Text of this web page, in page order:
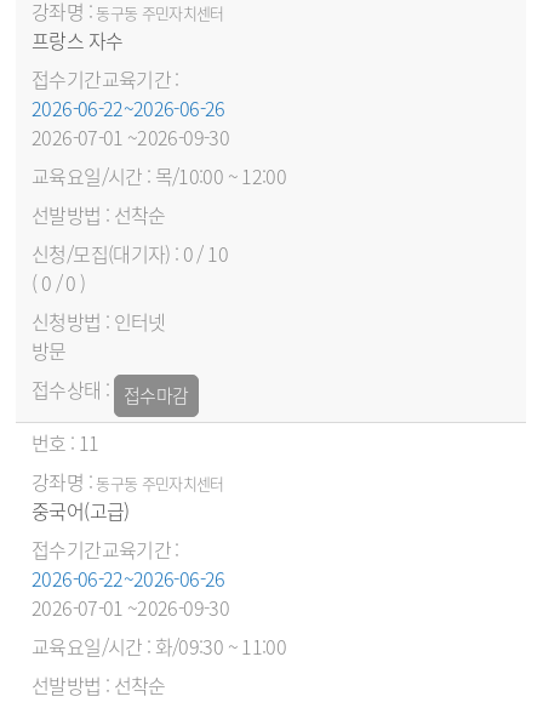
동구동 주민자치센터
프랑스 자수
2026-06-22~2026-06-26
2026-07-01 ~2026-09-30
목/10:00 ~ 12:00
선착순
0 / 10
( 0 / 0 )
인터넷
방문
접수마감
11
동구동 주민자치센터
중국어(고급)
2026-06-22~2026-06-26
2026-07-01 ~2026-09-30
화/09:30 ~ 11:00
선착순